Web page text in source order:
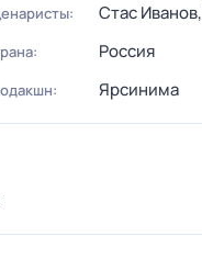
Стас Иванов,
Россия
Ярсинима